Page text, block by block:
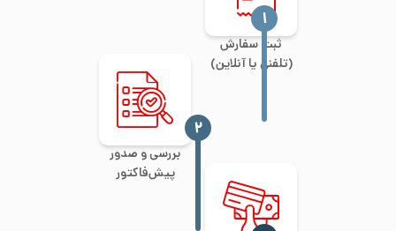
ثبت سفارش
(تلفنی یا آنلاین)
‍۱
بررسی و صدور
پیش‌فاکتور
‍۲